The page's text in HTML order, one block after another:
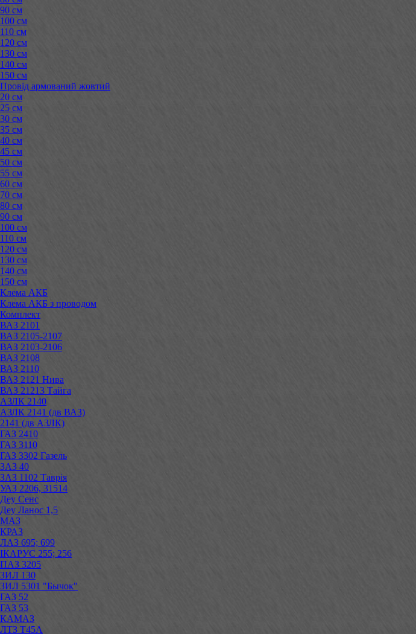
90 см
100 см
110 см
120 см
130 см
140 см
150 см
Провід армований жовтий
20 см
25 см
30 см
35 см
40 см
45 см
50 см
55 см
60 см
70 см
80 см
90 см
100 см
110 см
120 см
130 см
140 см
150 см
Клема АКБ
Клема АКБ з проводом
Комплект
ВАЗ 2101
ВАЗ 2105-2107
ВАЗ 2103-2106
ВАЗ 2108
ВАЗ 2110
ВАЗ 2121 Нива
ВАЗ 21213 Тайга
АЗЛК 2140
АЗЛК 2141 (дв ВАЗ)
2141 (дв АЗЛК)
ГАЗ 2410
ГАЗ 3110
ГАЗ 3302 Газель
ЗАЗ 40
ЗАЗ 1102 Таврія
УАЗ 2206, 31514
Деу Сенс
Деу Ланос 1,5
МАЗ
КРАЗ
ЛАЗ 695; 699
ІКАРУС 255; 256
ПАЗ 3205
ЗИЛ 130
ЗИЛ 5301 "Бычок"
ГАЗ 52
ГАЗ 53
КАМАЗ
ЛТЗ Т45А